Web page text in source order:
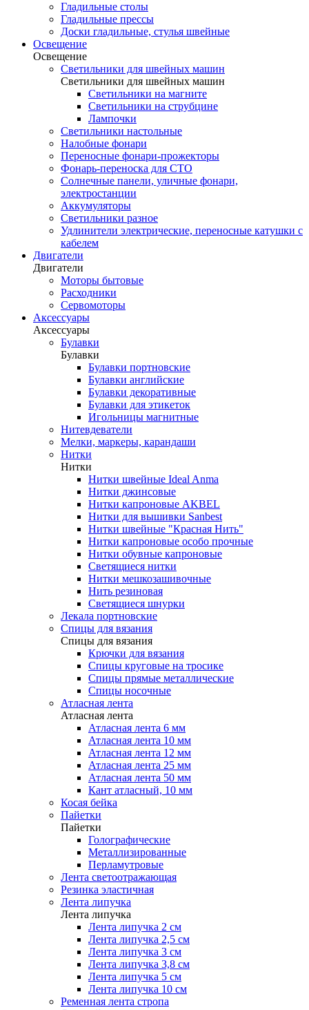
Гладильные столы
Гладильные прессы
Доски гладильные, стулья швейные
Освещение
Освещение
Светильники для швейных машин
Светильники для швейных машин
Светильники на магните
Светильники на струбцине
Лампочки
Светильники настольные
Налобные фонари
Переносные фонари-прожекторы
Фонарь-переноска для СТО
Солнечные панели, уличные фонари,
электростанции
Аккумуляторы
Светильники разное
Удлинители электрические, переносные катушки с
кабелем
Двигатели
Двигатели
Моторы бытовые
Расходники
Сервомоторы
Аксессуары
Аксессуары
Булавки
Булавки
Булавки портновские
Булавки английские
Булавки декоративные
Булавки для этикеток
Игольницы магнитные
Нитевдеватели
Мелки, маркеры, карандаши
Нитки
Нитки
Нитки швейные Ideal Anma
Нитки джинсовые
Нитки капроновые AKBEL
Нитки для вышивки Sanbest
Нитки швейные "Красная Нить"
Нитки капроновые особо прочные
Нитки обувные капроновые
Светящиеся нитки
Нитки мешкозашивочные
Нить резиновая
Светящиеся шнурки
Лекала портновские
Спицы для вязания
Спицы для вязания
Крючки для вязания
Спицы круговые на тросике
Спицы прямые металлические
Спицы носочные
Атласная лента
Атласная лента
Атласная лента 6 мм
Атласная лента 10 мм
Атласная лента 12 мм
Атласная лента 25 мм
Атласная лента 50 мм
Кант атласный, 10 мм
Косая бейка
Пайетки
Пайетки
Голографические
Металлизированные
Перламутровые
Лента светоотражающая
Резинка эластичная
Лента липучка
Лента липучка
Лента липучка 2 см
Лента липучка 2,5 см
Лента липучка 3 см
Лента липучка 3,8 см
Лента липучка 5 см
Лента липучка 10 см
Ременная лента стропа